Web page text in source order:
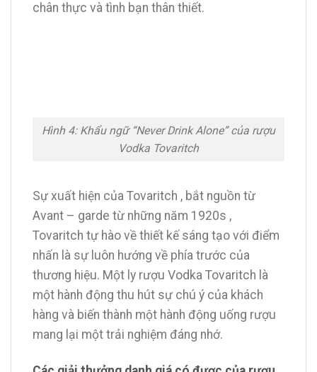
chân thực và tình bạn thân thiết.
Hình 4: Khẩu ngữ “Never Drink Alone” của rượu
Vodka Tovaritch
Sự xuất hiện của Tovaritch , bắt nguồn từ
Avant – garde từ những năm 1920s ,
Tovaritch tự hào về thiết kế sáng tạo với điểm
nhấn là sự luôn hướng về phía trước của
thương hiệu. Một ly rượu Vodka Tovaritch là
một hành động thu hút sự chú ý của khách
hàng và biến thành một hành động uống rượu
mang lại một trải nghiệm đáng nhớ.